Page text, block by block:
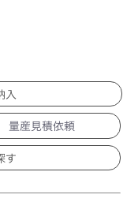
入
量産見積依頼